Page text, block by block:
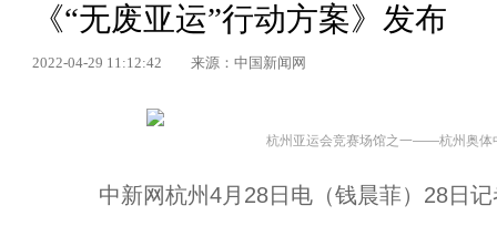
《“无废亚运”行动方案》发布
2022-04-29 11:12:42 来源：中国新闻网
杭州亚运会竞赛场馆之一——杭州奥
中新网杭州4月28日电（钱晨菲）28日记